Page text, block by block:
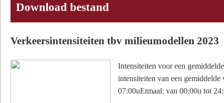
Download bestand
Verkeersintensiteiten tbv milieumodellen 2023
Intensiteiten voor een
intensiteiten van een
07:00uEtmaal: van 00:00u tot